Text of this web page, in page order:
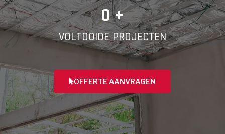
0 +
VOLTOOIDE PROJECTEN
OFFERTE AANVRAGEN